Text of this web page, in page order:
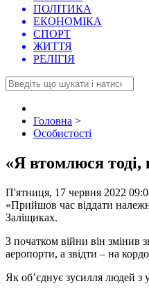
ПОЛІТИКА
ЕКОНОМІКА
СПОРТ
ЖИТТЯ
РЕЛІГІЯ
Головна >
Особистості
«Я втомлюся
П'ятниця, 17 червня 2022
«Прийшов час віддати
Заліщиках.
З початком війни він змінив
аеропорти, а звідти – на
Як об’єднує зусилля людей з